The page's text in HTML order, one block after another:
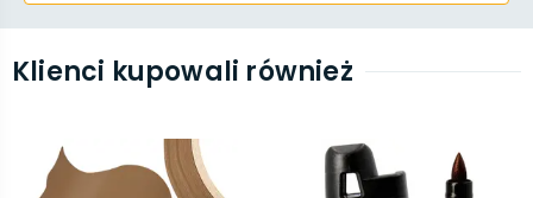
Klienci kupowali również